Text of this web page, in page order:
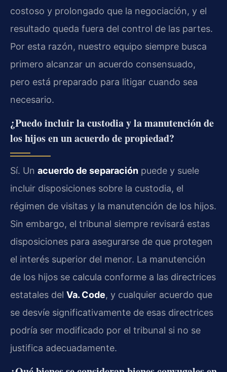
costoso y prolongado que la negociación, y el
resultado queda fuera del control de las partes.
Por esta razón, nuestro equipo siempre busca
primero alcanzar un acuerdo consensuado,
pero está preparado para litigar cuando sea
necesario.
¿Puedo incluir la custodia y la manutención de
los hijos en un acuerdo de propiedad?
Sí. Un acuerdo de separación puede y suele
incluir disposiciones sobre la custodia, el
régimen de visitas y la manutención de los hijos.
Sin embargo, el tribunal siempre revisará estas
disposiciones para asegurarse de que protegen
el interés superior del menor. La manutención
de los hijos se calcula conforme a las directrices
estatales del Va. Code, y cualquier acuerdo que
se desvíe significativamente de esas directrices
podría ser modificado por el tribunal si no se
justifica adecuadamente.